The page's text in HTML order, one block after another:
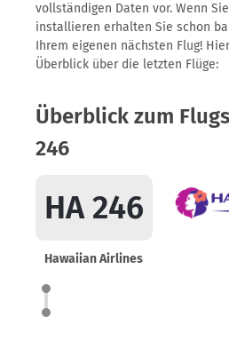
vollständigen Daten vor. Wenn
installieren erhalten Sie schon
Ihrem eigenen nächsten Flug!
Überblick über die letzten Flüge:
Überblick zum
246
HA 246
Hawaiian Airlines